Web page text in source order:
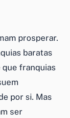
prosperar.
baratas
franquias
por si. Mas
ser